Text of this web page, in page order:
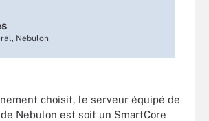
Nebulon
choisit, le serveur équipé de
Nebulon est soit un SmartCore